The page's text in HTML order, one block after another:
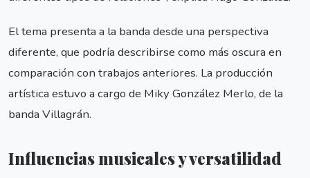
El tema presenta a la banda desde una perspectiva
diferente, que podría describirse como más oscura en
comparación con trabajos anteriores. La producción
artística estuvo a cargo de Miky González Merlo, de la
banda Villagrán.
Influencias musicales y versatilidad